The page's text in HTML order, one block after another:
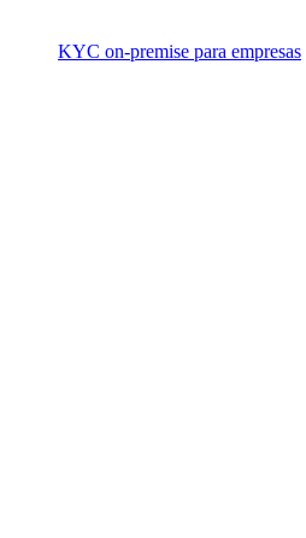
KYC on-premise para empresas